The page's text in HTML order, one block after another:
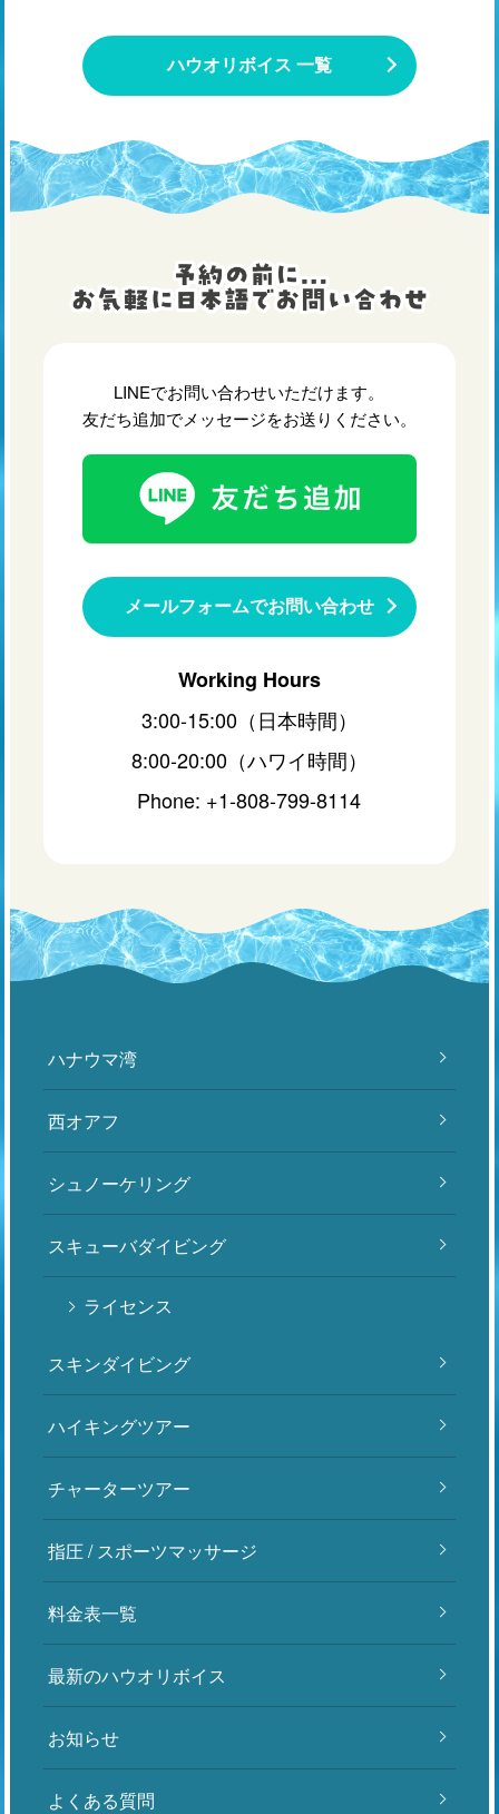
ハウオリボイス 一覧
LINEでお問い合わせいただけます。
友だち追加でメッセージをお送りください。
メールフォームでお問い合わせ
Working Hours
3:00-15:00（日本時間）
8:00-20:00（ハワイ時間）
Phone: +1-808-799-8114
ハナウマ湾
西オアフ
シュノーケリング
スキューバダイビング
ライセンス
スキンダイビング
ハイキングツアー
チャーターツアー
指圧 / スポーツマッサージ
料金表一覧
最新のハウオリボイス
お知らせ
よくある質問